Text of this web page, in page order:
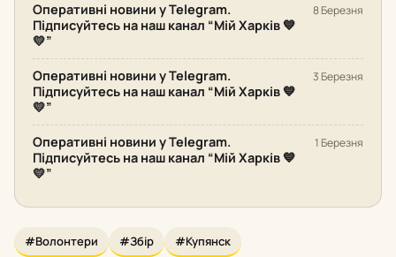
Оперативні новини у Telegram.
Підписуйтесь на наш канал “Мій Харків 💙
💛”
8 Березня
Оперативні новини у Telegram.
Підписуйтесь на наш канал “Мій Харків 💙
💛”
3 Березня
Оперативні новини у Telegram.
Підписуйтесь на наш канал “Мій Харків 💙
💛”
1 Березня
#Волонтери #Збір #Купянск